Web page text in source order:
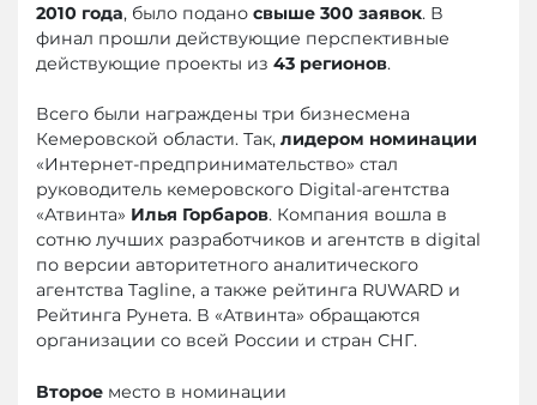
2010 года, было подано свыше 300 заявок. В
финал прошли действующие перспективные
действующие проекты из 43 регионов.
Всего были награждены три бизнесмена
Кемеровской области. Так, лидером номинации
«Интернет-предпринимательство» стал
руководитель кемеровского Digital-агентства
«Атвинта» Илья Горбаров. Компания вошла в
сотню лучших разработчиков и агентств в digital
по версии авторитетного аналитического
агентства Tagline, а также рейтинга RUWARD и
Рейтинга Рунета. В «Атвинта» обращаются
организации со всей России и стран СНГ.
Второе место в номинации